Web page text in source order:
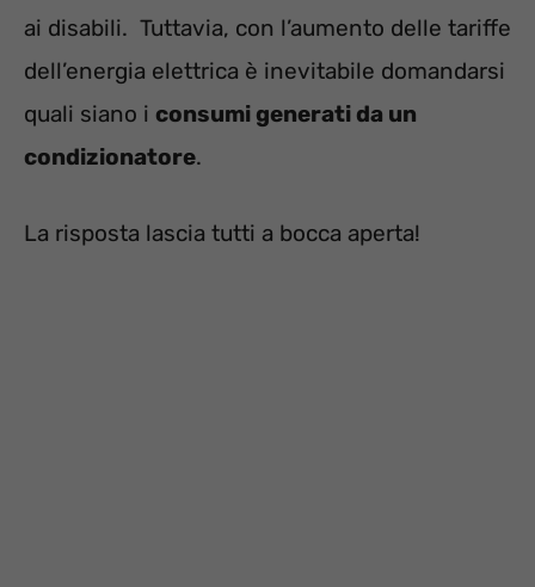
ai disabili. Tuttavia, con l’aumento delle tariffe
dell’energia elettrica è inevitabile domandarsi
quali siano i consumi generati da un
condizionatore.
La risposta lascia tutti a bocca aperta!